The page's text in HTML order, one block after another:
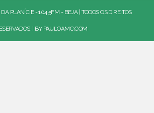
PLANÍCIE - 104.5FM - BEJA | TODOS OS DIREITOS
| BY PAULOAMC.COM